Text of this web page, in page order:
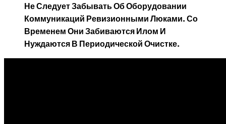
Не Следует Забывать Об Оборудовании
Коммуникаций Ревизионными Люками. Со
Временем Они Забиваются Илом И
Нуждаются В Периодической Очистке.